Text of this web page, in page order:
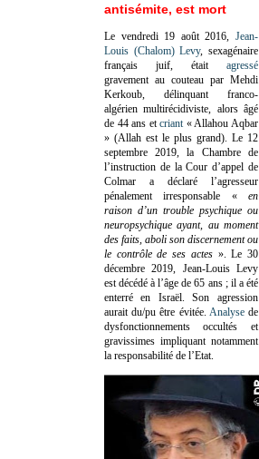
antisémite, est mort
Le vendredi 19 août 2016, Jean-
Louis (Chalom) Levy, sexagénaire
français juif, était agressé
gravement au couteau par Mehdi
Kerkoub, délinquant franco-
algérien multirécidiviste, alors âgé
de 44 ans etcriant « Allahou Aqbar
» (Allah est le plus grand). Le 12
septembre 2019, la Chambre de
l’instruction de la Cour d’appel de
Colmar a déclaré l’agresseur
pénalement irresponsable «en
raison d’un trouble psychique ou
neuropsychique ayant, au moment
des faits, aboli son discernement ou
le contrôle de ses actes». Le 30
décembre 2019, Jean-Louis Levy
est décédé à l’âge de 65 ans ; il a été
enterré en Israël. Son agression
aurait du/pu être évitée. Analysede
dysfonctionnements occultés et
gravissimes impliquant notamment
la responsabilité de l’Etat.